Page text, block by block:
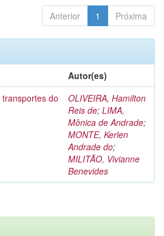
Anterior 1 Próxima
Autor(es)
do
OLIVEIRA, Hamilton
Reis de; LIMA,
Mônica de Andrade;
MONTE, Kerlen
Andrade do;
MILITÃO, Vivianne
Benevides